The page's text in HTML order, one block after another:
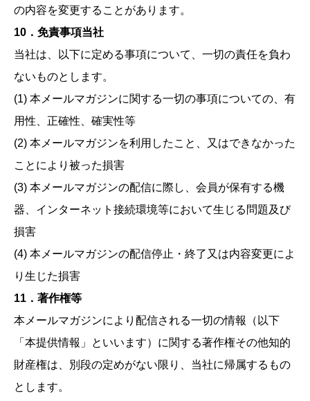
の内容を変更することがあります。
10．免責事項当社
当社は、以下に定める事項について、一切の責任を負わ
ないものとします。
(1) 本メールマガジンに関する一切の事項についての、有
用性、正確性、確実性等
(2) 本メールマガジンを利用したこと、又はできなかった
ことにより被った損害
(3) 本メールマガジンの配信に際し、会員が保有する機
器、インターネット接続環境等において生じる問題及び
損害
(4) 本メールマガジンの配信停止・終了又は内容変更によ
り生じた損害
11．著作権等
本メールマガジンにより配信される一切の情報（以下
「本提供情報」といいます）に関する著作権その他知的
財産権は、別段の定めがない限り、当社に帰属するもの
とします。